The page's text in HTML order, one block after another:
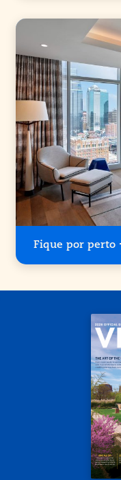
Fique por perto